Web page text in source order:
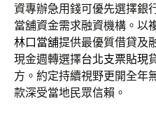
資專辦急用錢可優先選擇銀
當舖資金需求融資機構。以
林口當舖提供最優質借貸及
現金週轉選擇台北支票貼現
方。約定持續視野更開全年
款深受當地民眾信賴。